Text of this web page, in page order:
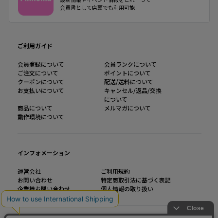
会員書として店頭でも利用可能
ご利用ガイド
会員登録について
会員ランクについて
ご注文について
ポイントについて
クーポンについて
配送/送料について
お支払いについて
キャンセル/返品/交換
について
商品について
メルマガについて
動作環境について
インフォメーション
運営会社
ご利用規約
お問い合わせ
特定商取引法に基づく表記
企業様お問い合わせ
個人情報の取り扱い